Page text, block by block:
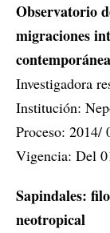
Observatorio
migraciones
Investigadora
Institución:
Proceso: 2014/
Vigencia: Del
Sapindales:
neotropical